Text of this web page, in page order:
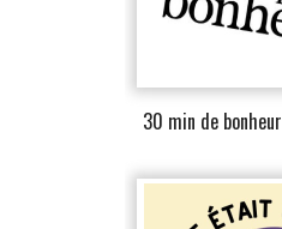
30 min de bonheur